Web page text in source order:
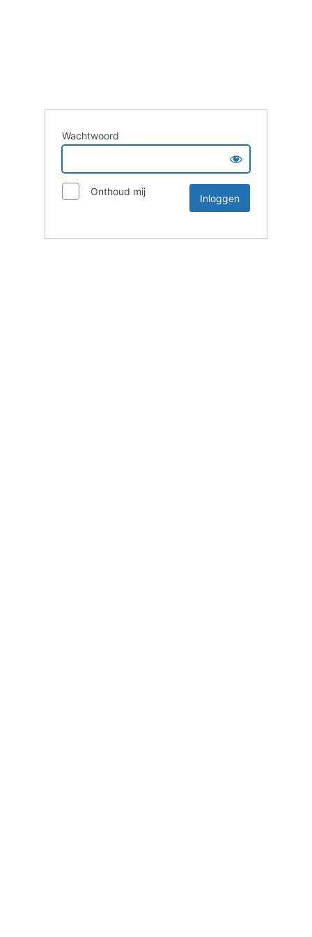
Wachtwoord
Onthoud mij